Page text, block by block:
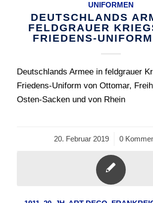
UNIFORMEN
DEUTSCHLANDS
FELDGRAUER
FRIEDENS-
Deutschlands Armee in feldgrauer
Friedens-Uniform von Ottomar,
Osten-Sacken und von Rhein
20. Februar 2019
/ 0